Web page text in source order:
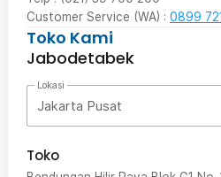
Customer Service (WA) : 0899
Toko Kami
Jabodetabek
Lokasi
Jakarta Pusat
Toko